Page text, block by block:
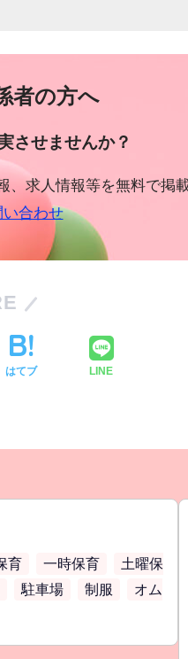
者の方へ
させませんか？
求人情報等を無料で掲載
合わせ
はてブ LINE
育 一時保育
土曜保
駐車場 制服
オム